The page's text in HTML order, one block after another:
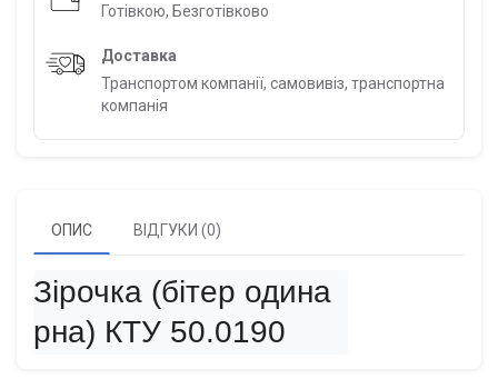
Готівкою, Безготівково
Доставка
Транспортом компанії, самовивіз, транспортна
компанія
ОПИС ВІДГУКИ (0)
Зірочка (бітер одина
рна) КТУ 50.0190